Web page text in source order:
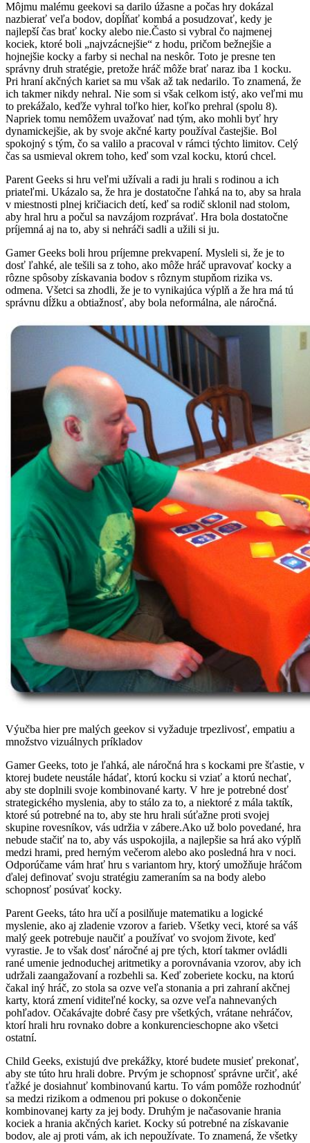
Môjmu malému geekovi sa darilo úžasne a počas hry dokázal
nazbierať veľa bodov, dopĺňať kombá a posudzovať, kedy je
najlepší čas brať kocky alebo nie.Často si vybral čo najmenej
kociek, ktoré boli „najvzácnejšie“ z hodu, pričom bežnejšie a
hojnejšie kocky a farby si nechal na neskôr. Toto je presne ten
správny druh stratégie, pretože hráč môže brať naraz iba 1 kocku.
Pri hraní akčných kariet sa mu však až tak nedarilo. To znamená, že
ich takmer nikdy nehral. Nie som si však celkom istý, ako veľmi mu
to prekážalo, keďže vyhral toľko hier, koľko prehral (spolu 8).
Napriek tomu nemôžem uvažovať nad tým, ako mohli byť hry
dynamickejšie, ak by svoje akčné karty používal častejšie. Bol
spokojný s tým, čo sa valilo a pracoval v rámci týchto limitov. Celý
čas sa usmieval okrem toho, keď som vzal kocku, ktorú chcel.
Parent Geeks si hru veľmi užívali a radi ju hrali s rodinou a ich
priateľmi. Ukázalo sa, že hra je dostatočne ľahká na to, aby sa hrala
v miestnosti plnej kričiacich detí, keď sa rodič sklonil nad stolom,
aby hral hru a počul sa navzájom rozprávať. Hra bola dostatočne
príjemná aj na to, aby si nehráči sadli a užili si ju.
Gamer Geeks boli hrou príjemne prekvapení. Mysleli si, že je to
dosť ľahké, ale tešili sa z toho, ako môže hráč upravovať kocky a
rôzne spôsoby získavania bodov s rôznym stupňom rizika vs.
odmena. Všetci sa zhodli, že je to vynikajúca výplň a že hra má tú
správnu dĺžku a obtiažnosť, aby bola neformálna, ale náročná.
Výučba hier pre malých geekov si vyžaduje trpezlivosť, empatiu a
množstvo vizuálnych príkladov
Gamer Geeks, toto je ľahká, ale náročná hra s kockami pre šťastie, v
ktorej budete neustále hádať, ktorú kocku si vziať a ktorú nechať,
aby ste doplnili svoje kombinované karty. V hre je potrebné dosť
strategického myslenia, aby to stálo za to, a niektoré z mála taktík,
ktoré sú potrebné na to, aby ste hru hrali súťažne proti svojej
skupine rovesníkov, vás udržia v zábere.Ako už bolo povedané, hra
nebude stačiť na to, aby vás uspokojila, a najlepšie sa hrá ako výplň
medzi hrami, pred herným večerom alebo ako posledná hra v noci.
Odporúčame vám hrať hru s variantom hry, ktorý umožňuje hráčom
ďalej definovať svoju stratégiu zameraním sa na body alebo
schopnosť posúvať kocky.
Parent Geeks, táto hra učí a posilňuje matematiku a logické
myslenie, ako aj zladenie vzorov a farieb. Všetky veci, ktoré sa váš
malý geek potrebuje naučiť a používať vo svojom živote, keď
vyrastie. Je to však dosť náročné aj pre tých, ktorí takmer ovládli
rané umenie jednoduchej aritmetiky a porovnávania vzorov, aby ich
udržali zaangažovaní a rozbehli sa. Keď zoberiete kocku, na ktorú
čakal iný hráč, zo stola sa ozve veľa stonania a pri zahraní akčnej
karty, ktorá zmení viditeľné kocky, sa ozve veľa nahnevaných
pohľadov. Očakávajte dobré časy pre všetkých, vrátane nehráčov,
ktorí hrali hru rovnako dobre a konkurencieschopne ako všetci
ostatní.
Child Geeks, existujú dve prekážky, ktoré budete musieť prekonať,
aby ste túto hru hrali dobre. Prvým je schopnosť správne určiť, aké
ťažké je dosiahnuť kombinovanú kartu. To vám pomôže rozhodnúť
sa medzi rizikom a odmenou pri pokuse o dokončenie
kombinovanej karty za jej body. Druhým je načasovanie hrania
kociek a hrania akčných kariet. Kocky sú potrebné na získavanie
bodov, ale aj proti vám, ak ich nepoužívate. To znamená, že všetky